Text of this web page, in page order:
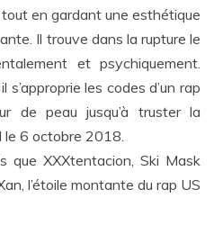
tout en gardant une esthétique
Il trouve dans la rupture le
et psychiquement.
les codes d’un rap
de peau jusqu’à truster la
le 6 octobre 2018.
que XXXtentacion, Ski Mask
l’étoile montante du rap US